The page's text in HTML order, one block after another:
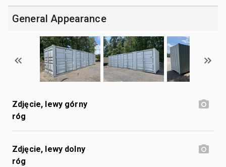
General Appearance
Zdjęcie, lewy górny
róg
Zdjęcie, lewy dolny
róg